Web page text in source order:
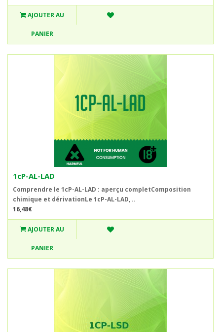
AJOUTER AU
PANIER
1cP-AL-LAD
Comprendre le 1cP-AL-LAD : aperçu completComposition
chimique et dérivationLe 1cP-AL-LAD, ..
16,48€
AJOUTER AU
PANIER